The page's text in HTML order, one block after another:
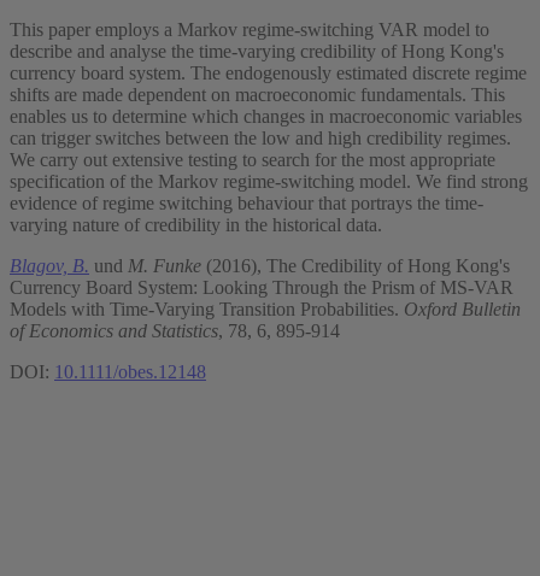
This paper employs a Markov regime‐switching VAR model to
describe and analyse the time‐varying credibility of Hong Kong's
currency board system. The endogenously estimated discrete regime
shifts are made dependent on macroeconomic fundamentals. This
enables us to determine which changes in macroeconomic variables
can trigger switches between the low and high credibility regimes.
We carry out extensive testing to search for the most appropriate
specification of the Markov regime‐switching model. We find strong
evidence of regime switching behaviour that portrays the time‐
varying nature of credibility in the historical data.
Blagov, B. und M. Funke (2016), The Credibility of Hong Kong's
Currency Board System: Looking Through the Prism of MS‐VAR
Models with Time‐Varying Transition Probabilities. Oxford Bulletin
of Economics and Statistics, 78, 6, 895-914
DOI: 10.1111/obes.12148